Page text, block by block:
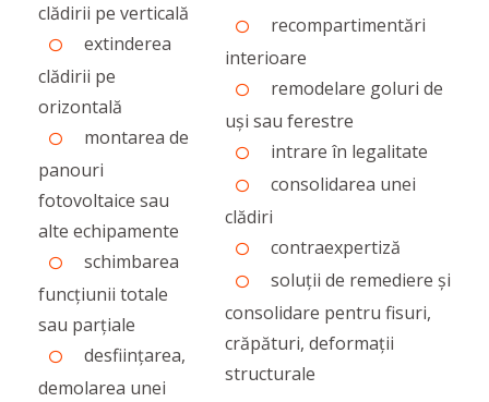
clădirii pe verticală
extinderea
clădirii pe
orizontală
montarea de
panouri
fotovoltaice sau
alte echipamente
schimbarea
funcțiunii totale
sau parțiale
desființarea,
demolarea unei
recompartimentări
interioare
remodelare goluri de
uși sau ferestre
intrare în legalitate
consolidarea unei
clădiri
contraexpertiză
soluții de remediere și
consolidare pentru fisuri,
crăpături, deformații
structurale